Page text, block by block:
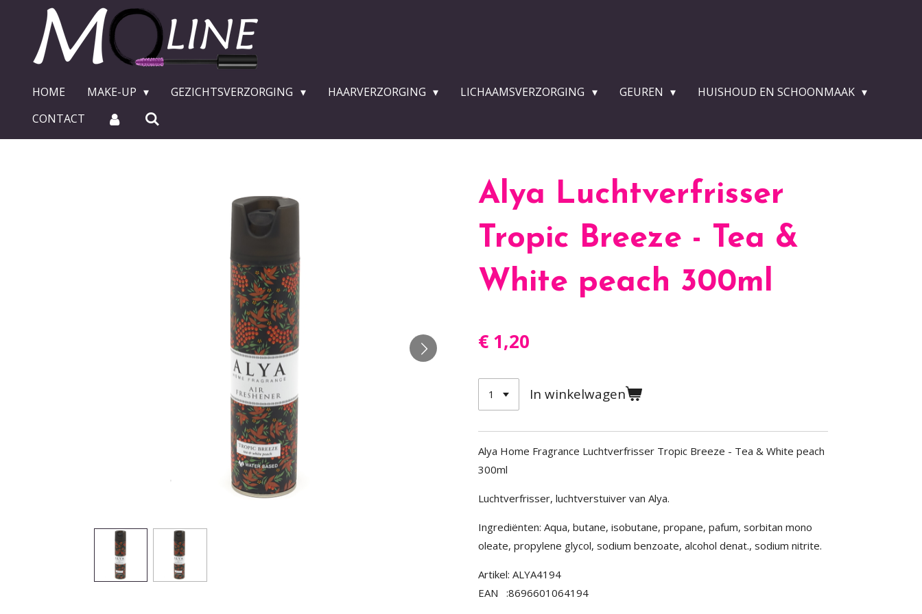
hoofdinhoud
HOME MAKE-UP GEZICHTSVERZORGING HAARVERZORGING LICHAAMSVERZORGING GEUREN
HUISHOUD EN SCHOONMAAK
CONTACT
Alya Luchtverfrisser
Tropic Breeze - Tea &
White peach 300ml
€ 1,20
In winkelwagen
Alya Home Fragrance Luchtverfrisser Tropic Breeze - Tea & White peach
300ml
Luchtverfrisser, luchtverstuiver van Alya.
Ingrediënten: Aqua, butane, isobutane, propane, pafum, sorbitan mono
oleate, propylene glycol, sodium benzoate, alcohol denat., sodium nitrite.
Artikel: ALYA4194
EAN :8696601064194